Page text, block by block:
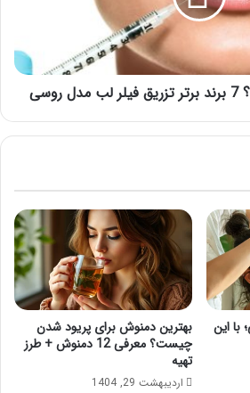
با این
بهترین دمنوش برای پریود شدن
چیست؟ معرفی 12 دمنوش + طرز
تهیه
اردیبهشت 29, 1404